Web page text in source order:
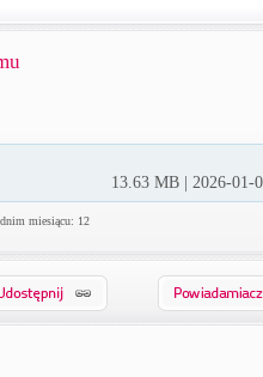
13.63 MB | 2026-01-
miesiącu: 12